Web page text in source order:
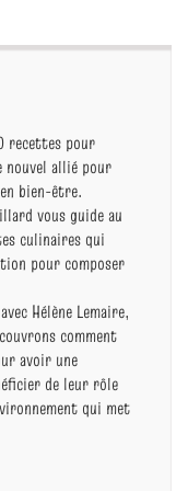
recettes pour
allié pour
bien-être.
vous guide au
culinaires qui
pour composer
Hélène Lemaire,
comment
avoir une
de leur rôle
qui met